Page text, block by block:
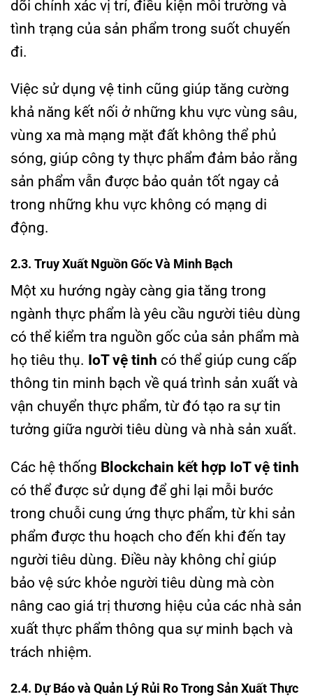
dõi chính xác vị trí, điều kiện môi trường và
tình trạng của sản phẩm trong suốt chuyến
đi.
Việc sử dụng vệ tinh cũng giúp tăng cường
khả năng kết nối ở những khu vực vùng sâu,
vùng xa mà mạng mặt đất không thể phủ
sóng, giúp công ty thực phẩm đảm bảo rằng
sản phẩm vẫn được bảo quản tốt ngay cả
trong những khu vực không có mạng di
động.
2.3. Truy Xuất Nguồn Gốc Và Minh Bạch
Một xu hướng ngày càng gia tăng trong
ngành thực phẩm là yêu cầu người tiêu dùng
có thể kiểm tra nguồn gốc của sản phẩm mà
họ tiêu thụ. IoT vệ tinh có thể giúp cung cấp
thông tin minh bạch về quá trình sản xuất và
vận chuyển thực phẩm, từ đó tạo ra sự tin
tưởng giữa người tiêu dùng và nhà sản xuất.
Các hệ thống Blockchain kết hợp IoT vệ tinh
có thể được sử dụng để ghi lại mỗi bước
trong chuỗi cung ứng thực phẩm, từ khi sản
phẩm được thu hoạch cho đến khi đến tay
người tiêu dùng. Điều này không chỉ giúp
bảo vệ sức khỏe người tiêu dùng mà còn
nâng cao giá trị thương hiệu của các nhà sản
xuất thực phẩm thông qua sự minh bạch và
trách nhiệm.
2.4. Dự Báo và Quản Lý Rủi Ro Trong Sản Xuất Thực